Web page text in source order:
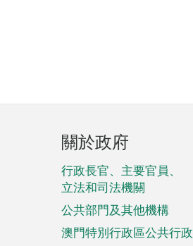
頁
腳
菜
單
關於政府
行政長官、主要官員、
立法和司法機關
公共部門及其他機構
澳門特別行政區公共行政